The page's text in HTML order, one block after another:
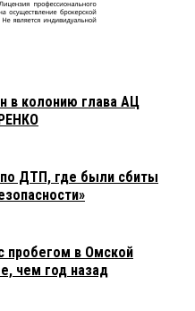
в колонию глава АЦ
ДТП, где были сбиты
пробегом в Омской
чем год назад